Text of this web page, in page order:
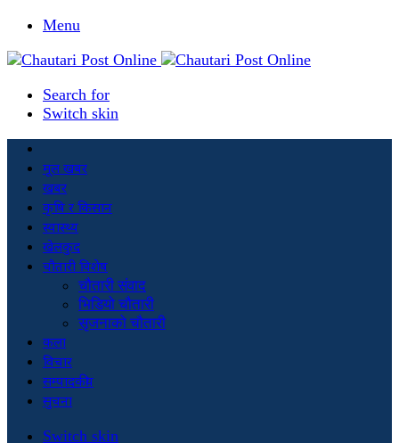
Menu
Search for
Switch skin
मूल खबर
खबर
कृषि र किसान
स्वास्थ्य
खेलकुद
चौतारी विशेष
चौतारी संवाद
भिडियो चौतारी
सृजनाको चौतारी
कला
विचार
सम्पादकीय
सुचना
Switch skin